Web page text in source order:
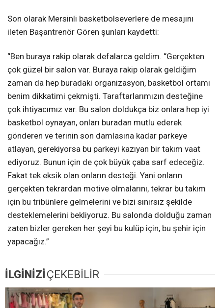
Son olarak Mersinli basketbolseverlere de mesajını
ileten Başantrenör Gören şunları kaydetti:
“Ben buraya rakip olarak defalarca geldim. “Gerçekten
çok güzel bir salon var. Buraya rakip olarak geldiğim
zaman da hep buradaki organizasyon, basketbol ortamı
benim dikkatimi çekmişti. Taraftarlarımızın desteğine
çok ihtiyacımız var. Bu salon doldukça biz onlara hep iyi
basketbol oynayan, onları buradan mutlu ederek
gönderen ve terinin son damlasına kadar parkeye
atlayan, gerekiyorsa bu parkeyi kazıyan bir takım vaat
ediyoruz. Bunun için de çok büyük çaba sarf edeceğiz.
Fakat tek eksik olan onların desteği. Yani onların
gerçekten tekrardan motive olmalarını, tekrar bu takım
için bu tribünlere gelmelerini ve bizi sınırsız şekilde
desteklemelerini bekliyoruz. Bu salonda dolduğu zaman
zaten bizler gereken her şeyi bu kulüp için, bu şehir için
yapacağız.”
İLGİNİZİÇEKEBİLİR